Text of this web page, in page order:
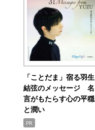
「ことだま」宿る羽生
結弦のメッセージ 名
言がもたらす心の平穏
と潤い
PR